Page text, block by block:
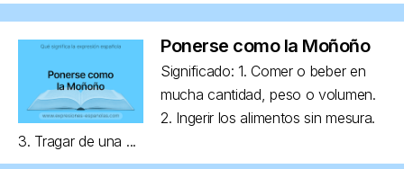
Ponerse como la Moñoño
Significado: 1. Comer o beber en
mucha cantidad, peso o volumen.
2. Ingerir los alimentos sin mesura.
3. Tragar de una ...